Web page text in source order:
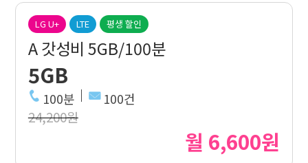
LG U+ LTE 평생 할인
A 갓성비 5GB/100분
5GB
100분 100건
24,200원
월 6,600원